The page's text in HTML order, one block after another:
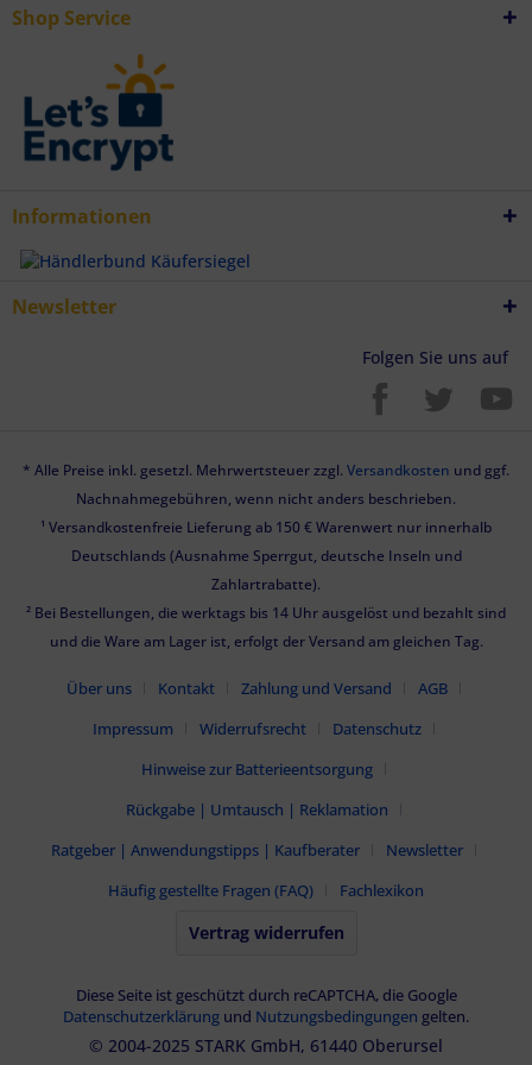
Shop Service
Informationen
Newsletter
Folgen Sie uns auf
* Alle Preise inkl. gesetzl. Mehrwertsteuer zzgl. Versandkosten und ggf.
Nachnahmegebühren, wenn nicht anders beschrieben.
¹ Versandkostenfreie Lieferung ab 150 € Warenwert nur innerhalb
Deutschlands (Ausnahme Sperrgut, deutsche Inseln und
Zahlartrabatte).
² Bei Bestellungen, die werktags bis 14 Uhr ausgelöst und bezahlt sind
und die Ware am Lager ist, erfolgt der Versand am gleichen Tag.
Über uns Kontakt Zahlung und Versand
AGB
Impressum
Widerrufsrecht
Datenschutz
Hinweise zur Batterieentsorgung
Rückgabe | Umtausch | Reklamation
Ratgeber | Anwendungstipps | Kaufberater
Newsletter
Häufig gestellte Fragen (FAQ)
Fachlexikon
Vertrag widerrufen
Diese Seite ist geschützt durch reCAPTCHA, die Google
Datenschutzerklärung und Nutzungsbedingungen gelten.
© 2004-2025 STARK GmbH, 61440 Oberursel